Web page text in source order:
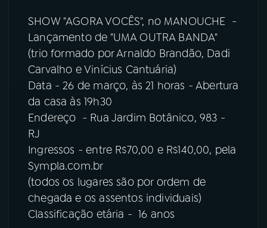
SHOW "AGORA VOCÊS", no MANOUCHE -
Lançamento de "UMA OUTRA BANDA"
(trio formado por Arnaldo Brandão, Dadi
Carvalho e Vinícius Cantuária)
Data - 26 de março, às 21 horas - Abertura
da casa às 19h30
Endereço - Rua Jardim Botânico, 983 -
RJ
Ingressos - entre R$70,00 e R$140,00, pela
Sympla.com.br
(todos os lugares são por ordem de
chegada e os assentos individuais)
Classificação etária - 16 anos